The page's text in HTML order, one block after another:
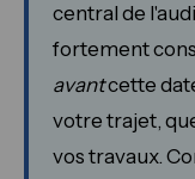
central de
fortement
avantcette
votre trajet,
vos travaux.